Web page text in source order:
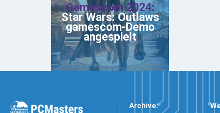
Gamescom 2024:
Star Wars: Outlaws
gamescom-Demo
angespielt
Archive: